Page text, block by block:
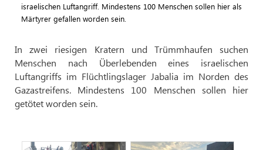
israelischen Luftangriff. Mindestens 100 Menschen sollen hier als
Märtyrer gefallen worden sein.
In zwei riesigen Kratern und Trümmhaufen suchen
Menschen nach Überlebenden eines israelischen
Luftangriffs im Flüchtlingslager Jabalia im Norden des
Gazastreifens. Mindestens 100 Menschen sollen hier
getötet worden sein.